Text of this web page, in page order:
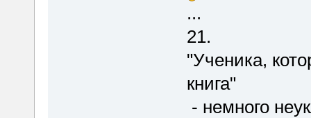
...
21.
"Ученика,
книга"
- немного